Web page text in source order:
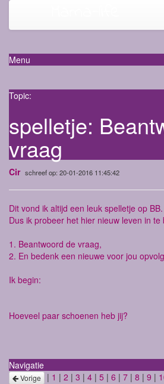
Menu
Topic:
spelletje:
vraag
Cir schreef op: 20-01-2016 11:45:42
Dit vond ik altijd een leuk spelletje op BB.
Dus ik probeer het hier nieuw leven in te
1. Beantwoord de vraag,
2. En bedenk een nieuwe voor jou
Ik begin:
Hoeveel paar schoenen heb jij?
Navigatie
Vorige | 1 | 2 | 3 | 4 | 5 | 6 | 7 | 8 | 9 |